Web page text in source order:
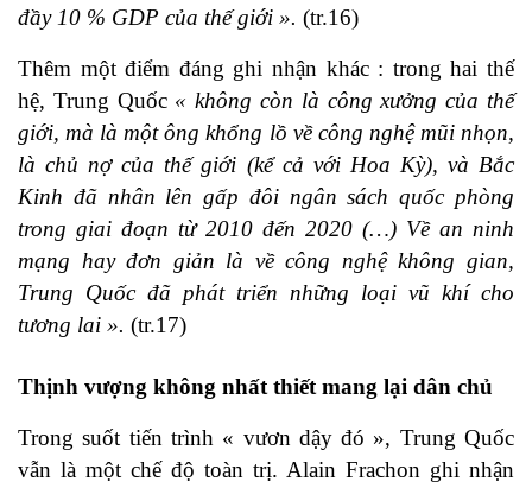
đầy 10 % GDP của thế giới ». (tr.16)
Thêm một điểm đáng ghi nhận khác : trong hai thế
hệ, Trung Quốc « không còn là công xưởng của thế
giới, mà là một ông khổng lồ về công nghệ mũi nhọn,
là chủ nợ của thế giới (kể cả với Hoa Kỳ), và Bắc
Kinh đã nhân lên gấp đôi ngân sách quốc phòng
trong giai đoạn từ 2010 đến 2020 (…) Về an ninh
mạng hay đơn giản là về công nghệ không gian,
Trung Quốc đã phát triển những loại vũ khí cho
tương lai ». (tr.17)
Thịnh vượng không nhất thiết mang lại dân chủ
Trong suốt tiến trình « vươn dậy đó », Trung Quốc
vẫn là một chế độ toàn trị. Alain Frachon ghi nhận